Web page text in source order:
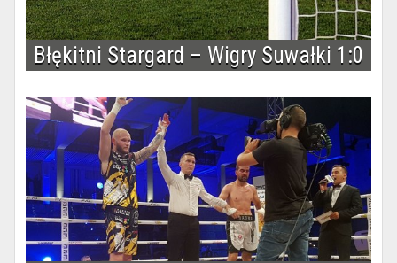
Błękitni Stargard – Wigry Suwałki 1:0